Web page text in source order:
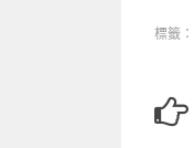
標籤：